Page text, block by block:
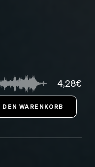
4,28€